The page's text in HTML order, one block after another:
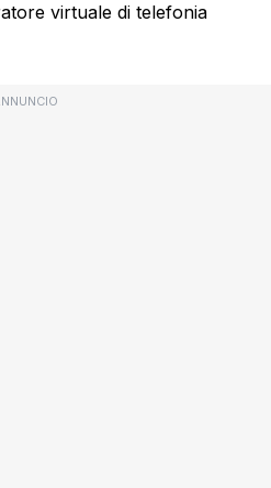
virtuale di telefonia